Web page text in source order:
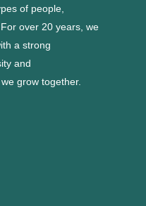
of people,
For over 20 years, we
a strong
and
grow together.